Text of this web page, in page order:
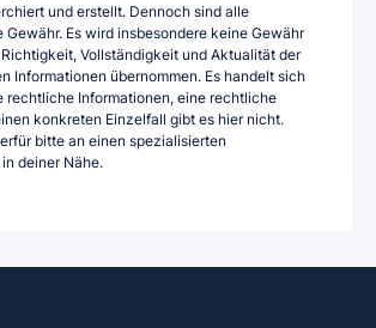
und erstellt. Dennoch sind alle
Gewähr. Es wird insbesondere keine Gewähr
Vollständigkeit und Aktualität der
Informationen übernommen. Es handelt sich
rechtliche Informationen, eine rechtliche
konkreten Einzelfall gibt es hier nicht.
bitte an einen spezialisierten
deiner Nähe.